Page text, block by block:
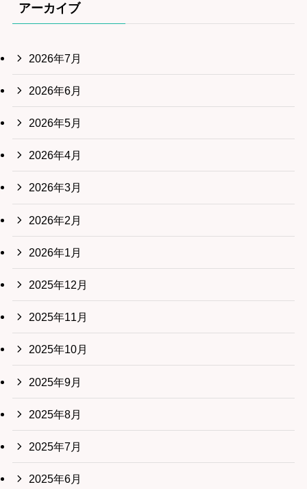
アーカイブ
2026年7月
2026年6月
2026年5月
2026年4月
2026年3月
2026年2月
2026年1月
2025年12月
2025年11月
2025年10月
2025年9月
2025年8月
2025年7月
2025年6月